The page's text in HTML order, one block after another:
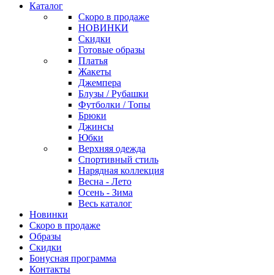
Каталог
Скоро в продаже
НОВИНКИ
Скидки
Готовые образы
Платья
Жакеты
Джемпера
Блузы / Рубашки
Футболки / Топы
Брюки
Джинсы
Юбки
Верхняя одежда
Спортивный стиль
Нарядная коллекция
Весна - Лето
Осень - Зима
Весь каталог
Новинки
Скоро в продаже
Образы
Скидки
Бонусная программа
Контакты